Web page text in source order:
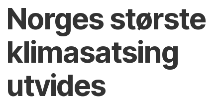
Norges største
klimasatsing
utvides